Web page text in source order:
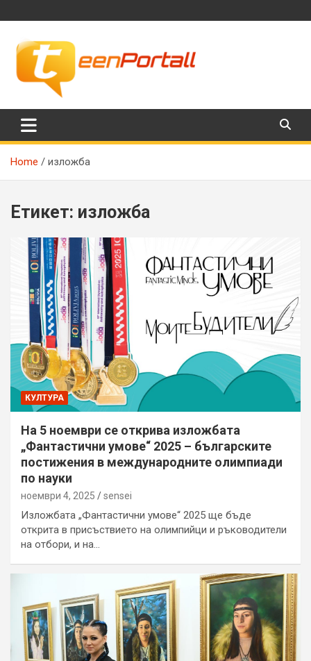
to
TeenPortall
Home изложба
Етикет: изложба
КУЛТУРА
На 5 ноември се открива изложбата
„Фантастични умове“ 2025 – българските
постижения в международните олимпиади
по науки
ноември 4, 2025 sensei
Изложбата „Фантастични умове“ 2025 ще бъде
открита в присъствието на олимпийци и ръководители
на отбори, и на…